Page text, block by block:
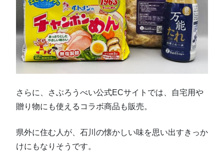
さらに、さぶろうべい公式ECサイトでは、自宅用や
贈り物にも使えるコラボ商品も販売。
県外に住む人が、石川の懐かしい味を思い出すきっか
けにもなりそうです。